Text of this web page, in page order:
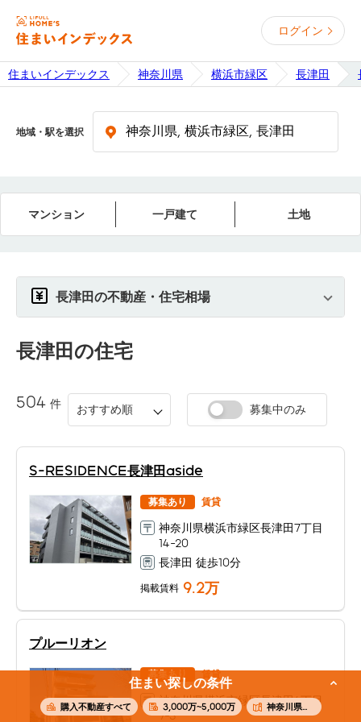
ログイン
住まいインデックス 神奈川県 横浜市緑区 長津田
住まい探しの条件
購入不動産すべて 3,000万~5,000万 神奈川県横浜市緑区長津田
地域・駅を選択
マンション 一戸建て 土地
長津田の不動産・住宅相場
長津田 の住宅
504 件 おすすめ順 募集中のみ
S-RESIDENCE長津田aside
募集あり 賃貸
神奈川県横浜市緑区長津田7丁目
14-20
長津田 徒歩10分
掲載賃料 9.2万
プルーリオン
募集あり 賃貸
神奈川県横浜市緑区長津田6丁目
7-3